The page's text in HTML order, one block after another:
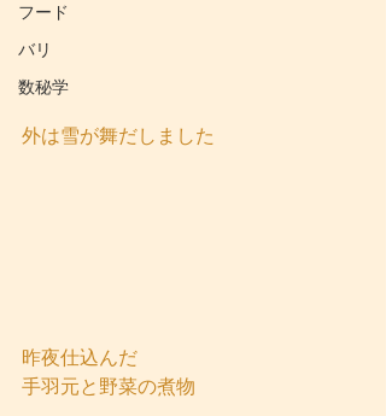
フード
バリ
数秘学
外は雪が舞だしました
昨夜仕込んだ
手羽元と野菜の煮物